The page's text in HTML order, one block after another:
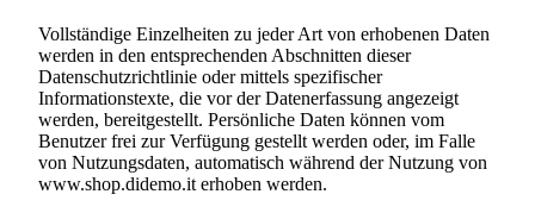
Vollständige Einzelheiten zu jeder Art von erhobenen Daten
werden in den entsprechenden Abschnitten dieser
Datenschutzrichtlinie oder mittels spezifischer
Informationstexte, die vor der Datenerfassung angezeigt
werden, bereitgestellt. Persönliche Daten können vom
Benutzer frei zur Verfügung gestellt werden oder, im Falle
von Nutzungsdaten, automatisch während der Nutzung von
www.shop.didemo.it erhoben werden.